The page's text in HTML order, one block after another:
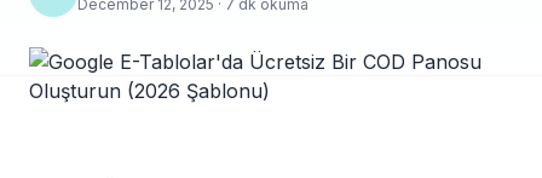
December 12, 2025 · 7 dk okuma